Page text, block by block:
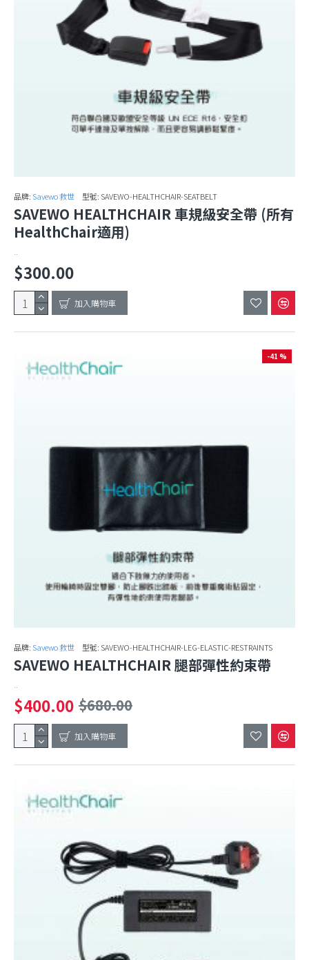
品牌: Savewo 救世 型號: SAVEWO-HEALTHCHAIR-SEATBELT
SAVEWO HEALTHCHAIR 車規級安全帶 (所有
HealthChair適用)
..
$300.00
加入購物車
-41 %
品牌: Savewo 救世 型號: SAVEWO-HEALTHCHAIR-LEG-ELASTIC-RESTRAINTS
SAVEWO HEALTHCHAIR 腿部彈性約束帶
..
$400.00 $680.00
加入購物車